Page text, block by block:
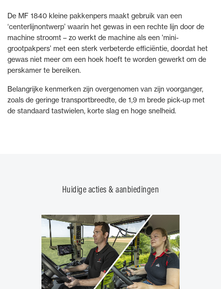
De MF 1840 kleine pakkenpers maakt gebruik van een
‘centerlijnontwerp’ waarin het gewas in een rechte lijn door de
machine stroomt – zo werkt de machine als een 'mini-
grootpakpers’ met een sterk verbeterde efficiëntie, doordat het
gewas niet meer om een hoek hoeft te worden gewerkt om de
perskamer te bereiken.
Belangrijke kenmerken zijn overgenomen van zijn voorganger,
zoals de geringe transportbreedte, de 1,9 m brede pick-up met
de standaard tastwielen, korte slag en hoge snelheid.
Huidige acties & aanbiedingen